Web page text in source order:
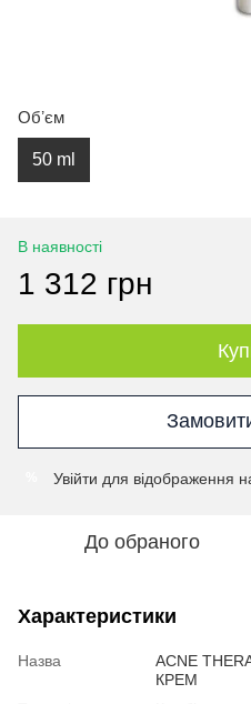
Обʼєм
50 ml
В наявності
1 312 грн
Увійти для відображення
До обраного
Характеристики
Назва
ACNE
КРЕМ